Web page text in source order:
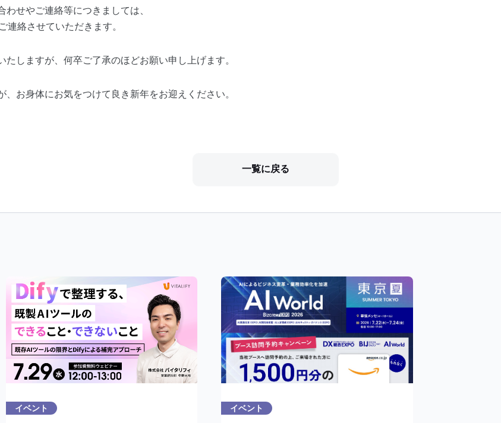
せやご連絡等につきましては、
連絡させていただきます。
しますが、何卒ご了承のほどお願い申し上げます。
お身体にお気をつけて良き新年をお迎えください。
一覧に戻る
イベント イベント